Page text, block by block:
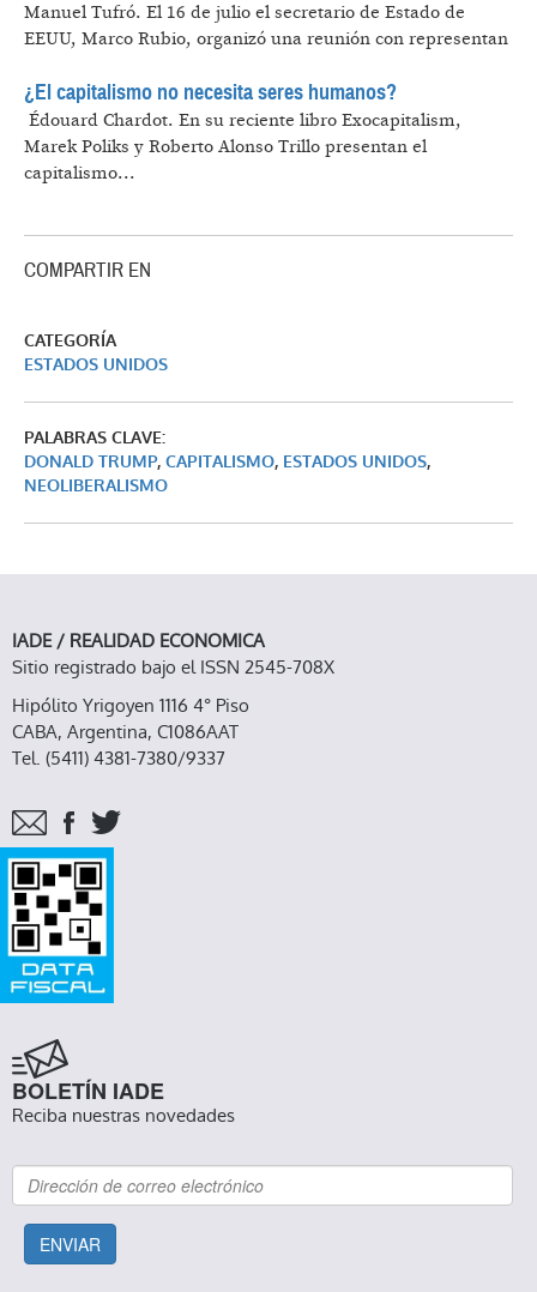
Manuel Tufró. El 16 de julio el secretario de Estado de
EEUU, Marco Rubio, organizó una reunión con representan
¿El capitalismo no necesita seres humanos?
​ Édouard Chardot. En su reciente libro Exocapitalism,
Marek Poliks y Roberto Alonso Trillo presentan el
capitalismo...
COMPARTIR EN
CATEGORÍA
ESTADOS UNIDOS
PALABRAS CLAVE:
DONALD TRUMP, CAPITALISMO, ESTADOS UNIDOS,
NEOLIBERALISMO
IADE / REALIDAD ECONOMICA
Sitio registrado bajo el ISSN 2545-708X
Hipólito Yrigoyen 1116 4° Piso
CABA, Argentina, C1086AAT
Tel. (5411) 4381-7380/9337
BOLETÍN IADE
Reciba nuestras novedades
ENVIAR